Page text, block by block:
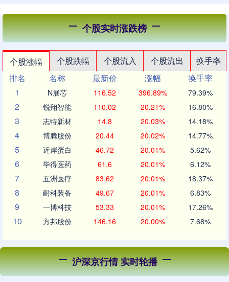
个股实时涨跌榜
个股涨幅 个股跌幅 个股流入 个股流出
换手率
排名
名称 最新价 涨幅
换手率
1
N展芯 116.52 396.89% 79.39%
2 锐翔智能 110.02 20.21% 16.80%
3 志特新材 14.8 20.03% 14.18%
4 博腾股份 20.44 20.02% 14.77%
5 近岸蛋白 46.72 20.01% 5.62%
6 毕得医药 61.6 20.01% 6.12%
7 五洲医疗 83.62 20.01% 18.37%
8 耐科装备 49.67 20.01% 6.83%
9 一博科技 53.33 20.01% 17.26%
10 方邦股份 146.16 20.00% 7.68%
沪深京行情 实时轮播